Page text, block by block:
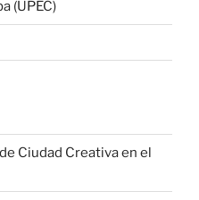
(UPEC)
Ciudad Creativa en el